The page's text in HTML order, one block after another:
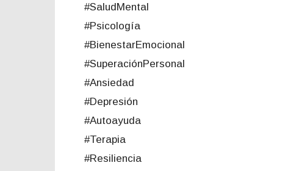
#SaludMental
#Psicología
#BienestarEmocional
#SuperaciónPersonal
#Ansiedad
#Depresión
#Autoayuda
#Terapia
#Resiliencia